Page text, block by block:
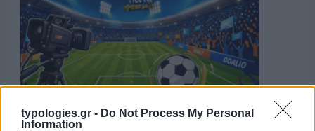
typologies.gr - Do Not Process My Personal
Information